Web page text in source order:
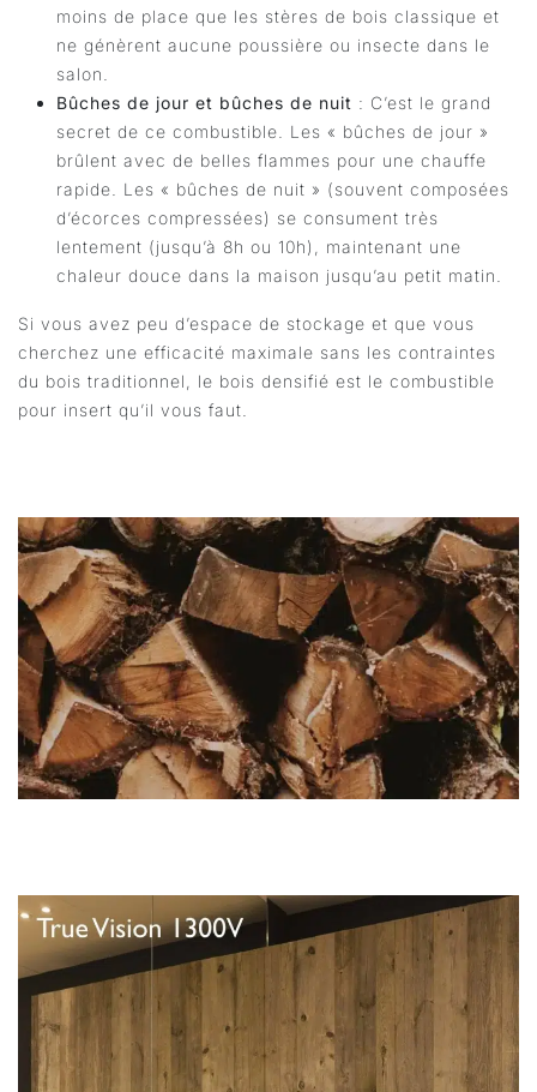
moins de place que les stères de bois classique et
ne génèrent aucune poussière ou insecte dans le
salon.
Bûches de jour et bûches de nuit : C’est le grand
secret de ce combustible. Les « bûches de jour »
brûlent avec de belles flammes pour une chauffe
rapide. Les « bûches de nuit » (souvent composées
d’écorces compressées) se consument très
lentement (jusqu’à 8h ou 10h), maintenant une
chaleur douce dans la maison jusqu’au petit matin.
Si vous avez peu d’espace de stockage et que vous
cherchez une efficacité maximale sans les contraintes
du bois traditionnel, le bois densifié est le combustible
pour insert qu’il vous faut.